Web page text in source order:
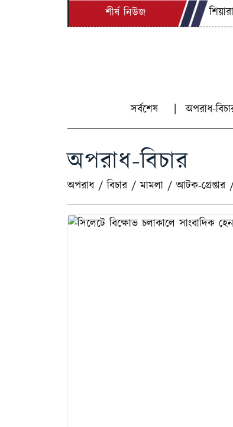
শীর্ষ নিউজ কুশিয়ারার
সর্বশেষ অপরাধ-
অপরাধ-বিচার
অপরাধ/বিচার/মামলা /আটক-গ্রেপ্তার